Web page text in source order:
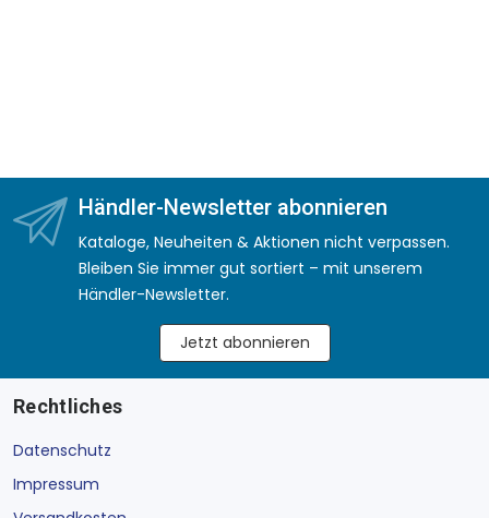
Händler-Newsletter abonnieren
Kataloge, Neuheiten & Aktionen nicht verpassen.
Bleiben Sie immer gut sortiert – mit unserem
Händler-Newsletter.
Jetzt abonnieren
Rechtliches
Datenschutz
Impressum